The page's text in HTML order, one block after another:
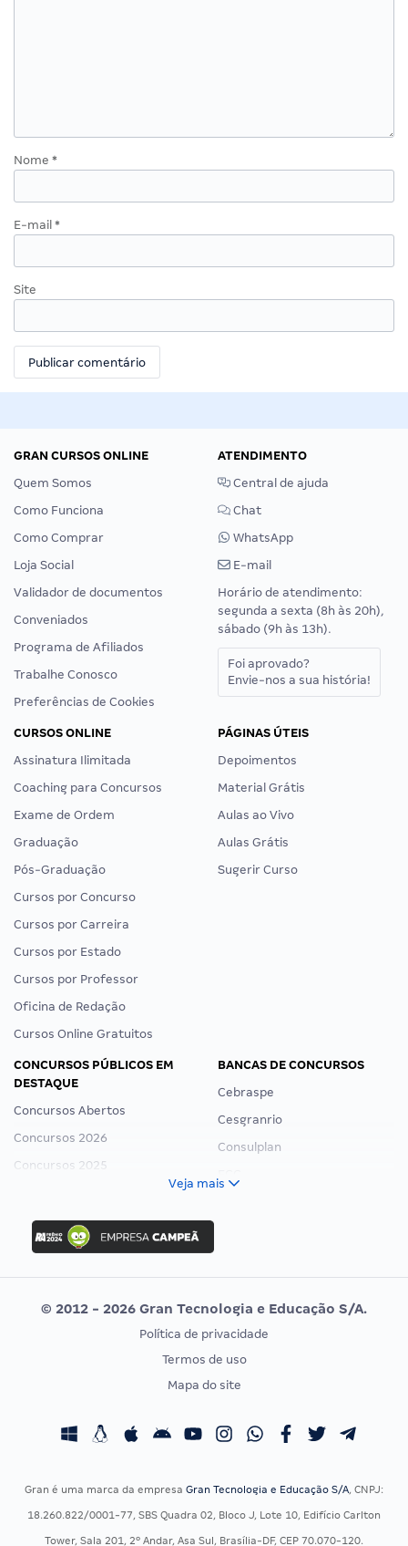
Nome *
E-mail *
Site
GRAN CURSOS ONLINE
Quem Somos
Como Funciona
Como Comprar
Loja Social
Validador de documentos
Conveniados
Programa de Afiliados
Trabalhe Conosco
Preferências de Cookies
ATENDIMENTO
Central de ajuda
Chat
WhatsApp
E-mail
Horário de atendimento:
segunda a sexta (8h às 20h),
sábado (9h às 13h).
Foi aprovado?
Envie-nos a sua história!
CURSOS ONLINE
Assinatura Ilimitada
Coaching para Concursos
Exame de Ordem
Graduação
Pós-Graduação
Cursos por Concurso
Cursos por Carreira
Cursos por Estado
Cursos por Professor
Oficina de Redação
Cursos Online Gratuitos
PÁGINAS ÚTEIS
Depoimentos
Material Grátis
Aulas ao Vivo
Aulas Grátis
Sugerir Curso
CONCURSOS PÚBLICOS EM
DESTAQUE
Concursos Abertos
Concursos 2026
Concursos 2025
Concurso Ibama
Concurso MPU
Editais publicados
BANCAS DE CONCURSOS
Cebraspe
Cesgranrio
Consulplan
Vunesp
CONCURSOS POR PROFISSÃO
Concursos Fiscais
Concursos Saúde
EXAME DE ORDEM
Calendário OAB
Veja mais
© 2012 - 2026 Gran Tecnologia e Educação S/A.
Política de privacidade
Termos de uso
Mapa do site
Gran é uma marca da empresa Gran Tecnologia e Educação S/A, CNPJ:
18.260.822/0001-77, SBS Quadra 02, Bloco J, Lote 10, Edifício Carlton
Tower, Sala 201, 2º Andar, Asa Sul, Brasília-DF, CEP 70.070-120.